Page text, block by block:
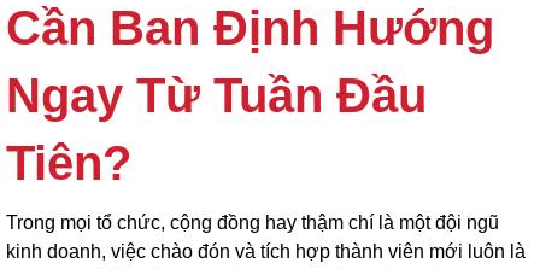
Cần Ban Định Hướng
Ngay Từ Tuần Đầu
Tiên?
Trong mọi tổ chức, cộng đồng hay thậm chí là một đội ngũ
kinh doanh, việc chào đón và tích hợp thành viên mới luôn là